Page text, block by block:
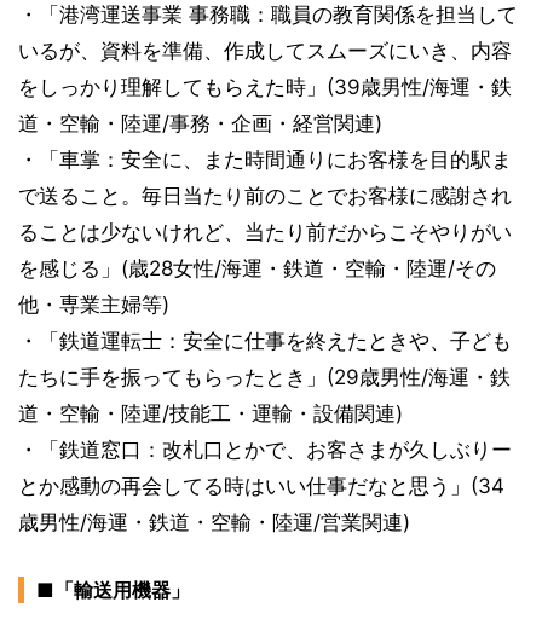
・「港湾運送事業 事務職：職員の教育関係を担当して
いるが、資料を準備、作成してスムーズにいき、内容
をしっかり理解してもらえた時」(39歳男性/海運・鉄
道・空輸・陸運/事務・企画・経営関連)
・「車掌：安全に、また時間通りにお客様を目的駅ま
で送ること。毎日当たり前のことでお客様に感謝され
ることは少ないけれど、当たり前だからこそやりがい
を感じる」(歳28女性/海運・鉄道・空輸・陸運/その
他・専業主婦等)
・「鉄道運転士：安全に仕事を終えたときや、子ども
たちに手を振ってもらったとき」(29歳男性/海運・鉄
道・空輸・陸運/技能工・運輸・設備関連)
・「鉄道窓口：改札口とかで、お客さまが久しぶりー
とか感動の再会してる時はいい仕事だなと思う」(34
歳男性/海運・鉄道・空輸・陸運/営業関連)
■「輸送用機器」